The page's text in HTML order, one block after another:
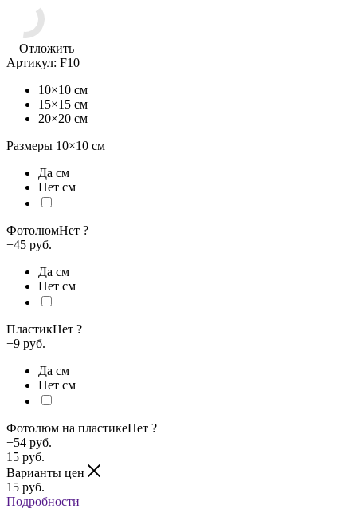
Отложить
Артикул: F10
10×10 см
15×15 см
20×20 см
Размеры 10×10 см
Да см
Нет см
ФотолюмНет ?
+45 руб.
Да см
Нет см
ПластикНет ?
+9 руб.
Да см
Нет см
Фотолюм на пластикеНет ?
+54 руб.
15 руб.
Варианты цен
15 руб.
Подробности